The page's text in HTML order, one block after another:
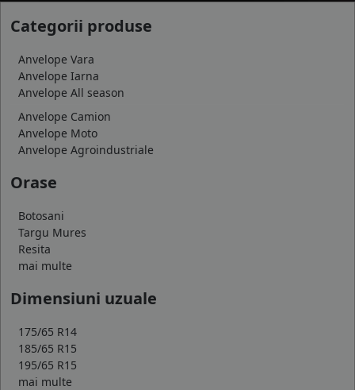
Categorii produse
Anvelope Vara
Anvelope Iarna
Anvelope All season
Anvelope Camion
Anvelope Moto
Anvelope Agroindustriale
Orase
Botosani
Targu Mures
Resita
mai multe
Dimensiuni uzuale
175/65 R14
185/65 R15
195/65 R15
mai multe